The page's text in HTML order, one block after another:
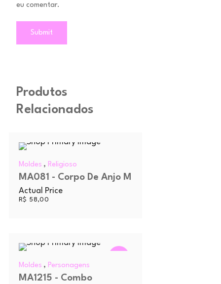
eu comentar.
Produtos
Relacionados
Moldes , Religioso
MA081 - Corpo De Anjo M
Actual Price
R$ 58,00
Moldes , Personagens
MA1215 - Combo